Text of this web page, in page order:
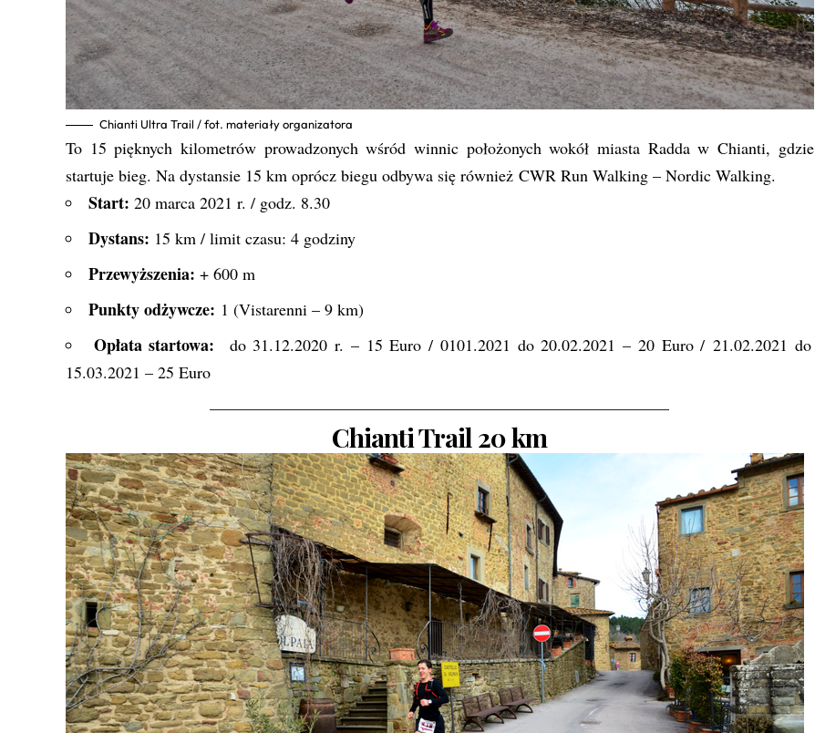
Chianti Ultra Trail / fot. materiały organizatora
To 15 pięknych kilometrów prowadzonych wśród winnic położonych wokół miasta Radda w Chianti, gdzie
startuje bieg. Na dystansie 15 km oprócz biegu odbywa się również CWR Run Walking – Nordic Walking.
Start: 20 marca 2021 r. / godz. 8.30
Dystans: 15 km / limit czasu: 4 godziny
Przewyższenia: + 600 m
Punkty odżywcze: 1 (Vistarenni – 9 km)
Opłata startowa: do 31.12.2020 r. – 15 Euro / 0101.2021 do 20.02.2021 – 20 Euro / 21.02.2021 do
15.03.2021 – 25 Euro
————————————————————————————
Chianti Trail 20 km